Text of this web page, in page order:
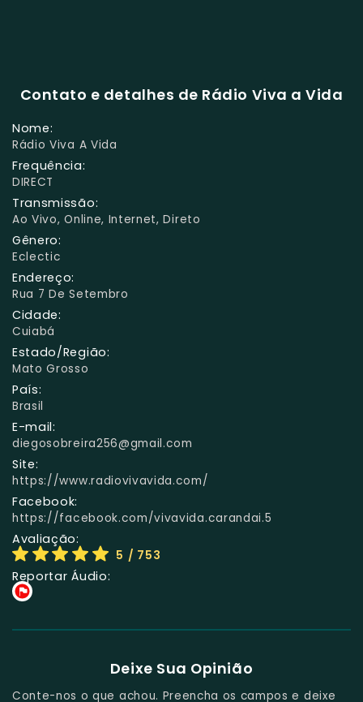
Contato e detalhes de Rádio Viva a Vida
Nome:
Rádio Viva A Vida
Frequência:
DIRECT
Transmissão:
Ao Vivo, Online, Internet, Direto
Gênero:
Eclectic
Endereço:
Rua 7 De Setembro
Cidade:
Cuiabá
Estado/Região:
Mato Grosso
País:
Brasil
E-mail:
diegosobreira256@gmail.com
Site:
https://www.radiovivavida.com/
Facebook:
https://facebook.com/vivavida.carandai.5
Avaliação:
5 / 753
Reportar Áudio:
Deixe Sua Opinião
Conte-nos o que achou. Preencha os campos e deixe